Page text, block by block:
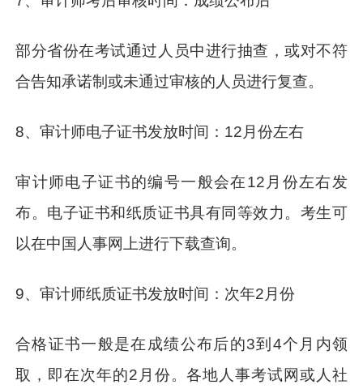
部分省份在考试通过人员中进行抽查，或对不符
合告知承诺制或未通过审核的人员进行复查。
8、审计师电子证书发放时间：12月份左右
审计师电子证书的编号一般会在12月份左右发
布。电子证书和纸质证书具有同等效力。考生可
以在中国人事网上进行下载查询。
9、审计师纸质证书发放时间：次年2月份
合格证书一般是在成绩公布后的3到4个月内领
取，即在次年的2月份。各地人事考试网或人社